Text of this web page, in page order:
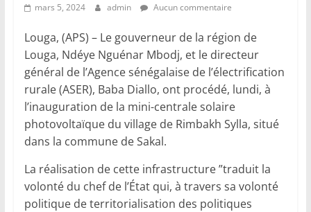
mars 5, 2024 admin Aucun commentaire
Louga, (APS) – Le gouverneur de la région de
Louga, Ndéye Nguénar Mbodj, et le directeur
général de l’Agence sénégalaise de l’électrification
rurale (ASER), Baba Diallo, ont procédé, lundi, à
l’inauguration de la mini-centrale solaire
photovoltaïque du village de Rimbakh Sylla, situé
dans la commune de Sakal.
La réalisation de cette infrastructure ”traduit la
volonté du chef de l’État qui, à travers sa volonté
politique de territorialisation des politiques